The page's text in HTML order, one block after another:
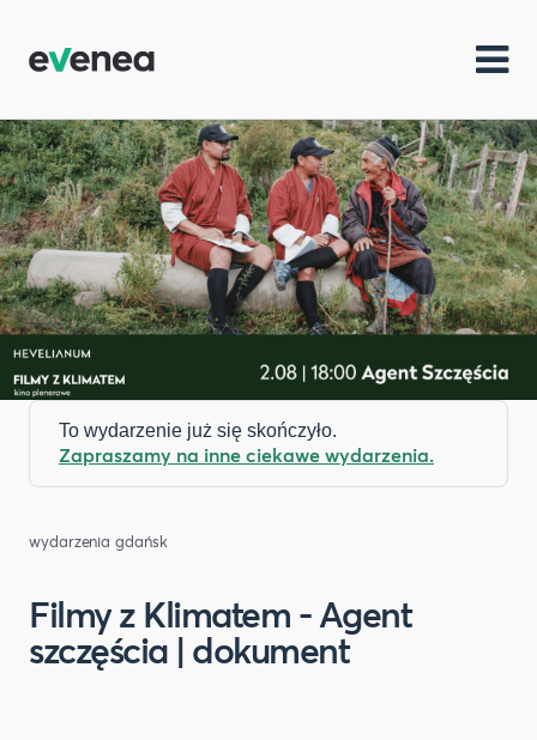
To wydarzenie już się skończyło.
Zapraszamy na inne ciekawe wydarzenia.
wydarzenia gdańsk
Filmy z Klimatem - Agent
szczęścia | dokument